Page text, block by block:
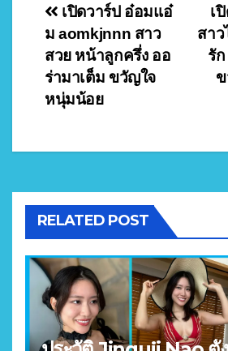
Post
navigation
เ
สาว
รั
เปิดวาร์ป อ๋อมแอ๋
ม aomkjnnn สาว
สวย หน้าลูกครึ่ง ออ
ร่ามาเต็ม ขวัญใจ
หนุ่มน้อย
RELATED POST